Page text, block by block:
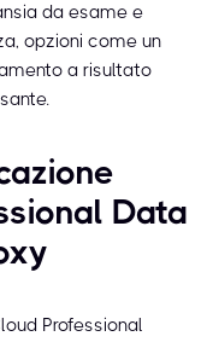
da esame e
opzioni come un
a risultato
Data
Professional